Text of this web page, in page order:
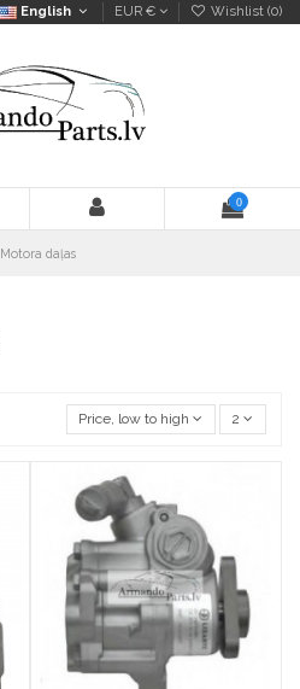
English EUR € Wishlist (0)
0
Motora daļas
Price, low to high 2